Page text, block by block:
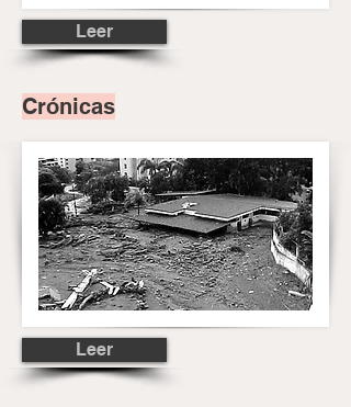
Leer
Crónicas
Leer